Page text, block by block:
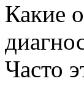
Какие
Часто